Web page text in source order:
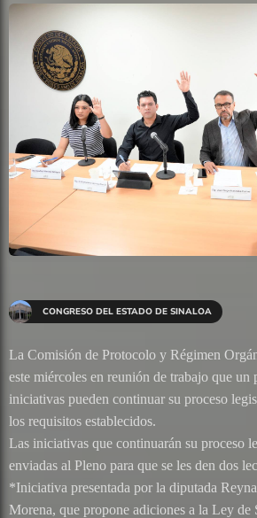
CONGRESO DEL ESTADO DE SINALOA
La Comisión de Protocolo y Régimen
este miércoles en reunión de trabajo que un
iniciativas pueden continuar su proceso
los requisitos establecidos.
Las iniciativas que continuarán su proceso
enviadas al Pleno para que se les den dos
*Iniciativa presentada por la diputada
Morena, que propone adiciones a la Ley de